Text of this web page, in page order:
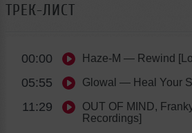
ТРЕК-ЛИСТ
00:00 Haze-M — Rewind
05:55 Glowal — Heal Your
11:29 OUT OF MIND,
Recordings]